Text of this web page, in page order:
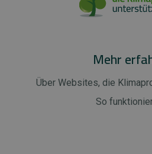
Mehr
Über Websites, die
So